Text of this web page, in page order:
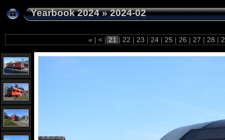
Yearbook 2024»2024-02
« | < | 21 | 22 | 23 | 24 | 25 | 26 | 27 | 28 |